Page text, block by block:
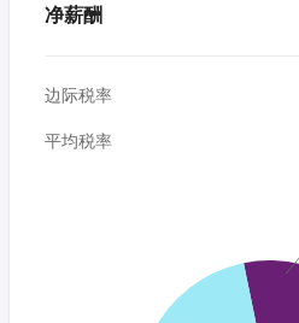
净薪酬
边际税率
平均税率